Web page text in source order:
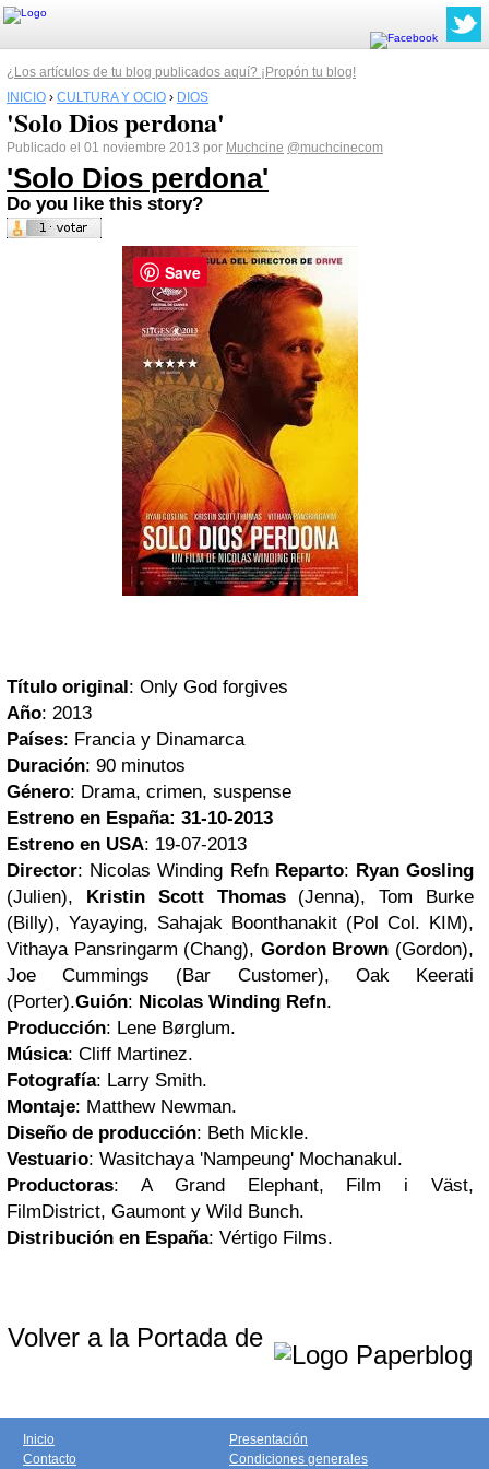
¿Los artículos de tu blog publicados aquí? ¡Propón tu blog!
INICIO › CULTURA Y OCIO › DIOS
'Solo Dios perdona'
Publicado el 01 noviembre 2013 por Muchcine @muchcinecom
'Solo Dios perdona'
Do you like this story?
Título original: Only God forgives
Año: 2013
Países: Francia y Dinamarca
Duración: 90 minutos
Género: Drama, crimen, suspense
Estreno en España: 31-10-2013
Estreno en USA: 19-07-2013
Director: Nicolas Winding Refn Reparto: Ryan Gosling
(Julien), Kristin Scott Thomas(Jenna), Tom Burke
(Billy), Yayaying, Sahajak Boonthanakit (Pol Col. KIM),
Vithaya Pansringarm (Chang), Gordon Brown (Gordon),
Joe Cummings (Bar Customer), Oak Keerati
(Porter).Guión: Nicolas Winding Refn.
Producción: Lene Børglum.
Música: Cliff Martinez.
Fotografía: Larry Smith.
Montaje: Matthew Newman.
Diseño de producción: Beth Mickle.
Vestuario: Wasitchaya 'Nampeung' Mochanakul.
Productoras: A Grand Elephant, Film i Väst,
FilmDistrict, Gaumont y Wild Bunch.
Distribución en España: Vértigo Films.
Volver a la Portada de
Inicio
Contacto
Presentación
Condiciones generales
Save